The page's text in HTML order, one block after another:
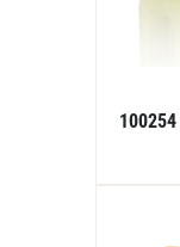
100254